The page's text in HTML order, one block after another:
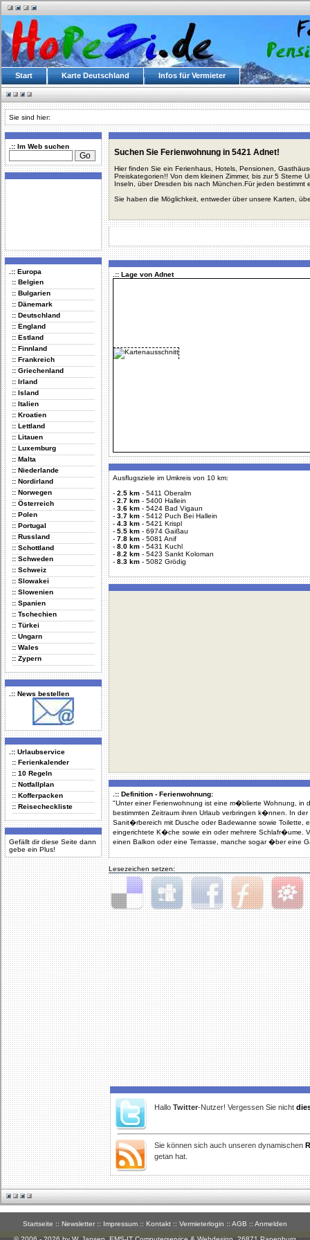
Start Karte Deutschland Infos für Vermieter
Sie sind hier:
.:: Im Web suchen
.:: Europa
:: Belgien
:: Bulgarien
:: Dänemark
:: Deutschland
:: England
:: Estland
:: Finnland
:: Frankreich
:: Griechenland
:: Irland
:: Island
:: Italien
:: Kroatien
:: Lettland
:: Litauen
:: Luxemburg
:: Malta
:: Niederlande
:: Nordirland
:: Norwegen
:: Österreich
:: Polen
:: Portugal
:: Russland
:: Schottland
:: Schweden
:: Schweiz
:: Slowakei
:: Slowenien
:: Spanien
:: Tschechien
:: Türkei
:: Ungarn
:: Wales
:: Zypern
.:: News bestellen
.:: Urlaubservice
:: Ferienkalender
:: 10 Regeln
:: Notfallplan
:: Kofferpacken
:: Reisecheckliste
Gefällt dir diese Seite dann
gebe ein Plus!
Suchen Sie Ferienwohnung in 5421 Adnet!
Hier finden Sie ein Ferienhaus, Hotels, Pensionen,
Preiskategorien!! Von dem kleinen Zimmer, bis zur 5 Sterne
Inseln, über Dresden bis nach München.Für jeden bestimmt
Sie haben die Möglichkeit, entweder über unsere Karten,
.:: Lage von Adnet
Ausflugsziele im Umkreis von 10 km:
- 2.5 km - 5411 Oberalm
- 2.7 km - 5400 Hallein
- 3.6 km - 5424 Bad Vigaun
- 3.7 km - 5412 Puch Bei Hallein
- 4.3 km - 5421 Krispl
- 5.5 km - 6974 Gaißau
- 7.8 km - 5081 Anif
- 8.0 km - 5431 Kuchl
- 8.2 km - 5423 Sankt Koloman
- 8.3 km - 5082 Grödig
.:: Definition - Ferienwohnung:
"Unter einer Ferienwohnung ist eine m�blierte Wohnung,
bestimmten Zeitraum ihren Urlaub verbringen k�nnen. In
Sanit�rbereich mit Dusche oder Badewanne sowie Toilette,
eingerichtete K�che sowie ein oder mehrere Schlafr�ume.
einen Balkon oder eine Terrasse, manche sogar �ber eine
Lesezeichen setzen:
Delicious Digg Facebook Furl StudiVZ
Hallo Twitter-Nutzer! Vergessen Sie nicht
Sie können sich auch unseren dynamischen
getan hat.
Startseite :: Newsletter :: Impressum :: Kontakt :: Vermieterlogin :: AGB :: Anmelden